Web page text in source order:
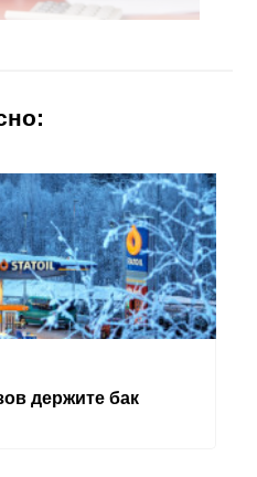
держите бак